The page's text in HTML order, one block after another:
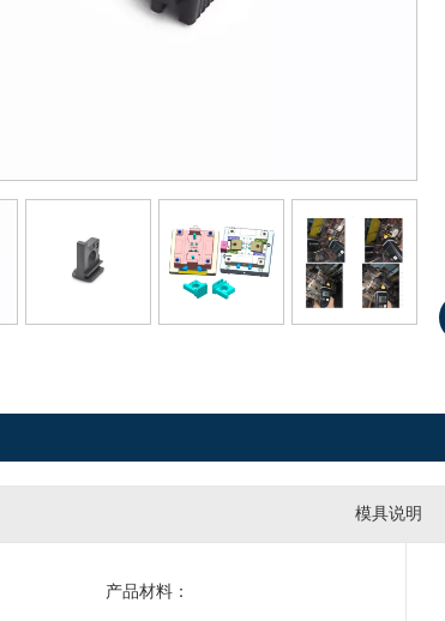
模具说明
产品材料：